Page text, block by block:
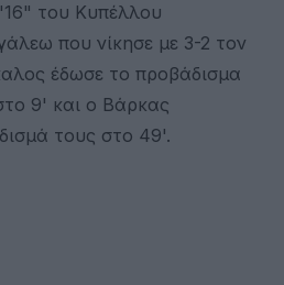
του Κυπέλλου
που νίκησε με 3-2 τον
έδωσε το προβάδισμα
9' και ο Βάρκας
τους στο 49'.